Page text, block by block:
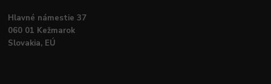
Hlavné námestie 37
060 01 Kežmarok
Slovakia, EÚ